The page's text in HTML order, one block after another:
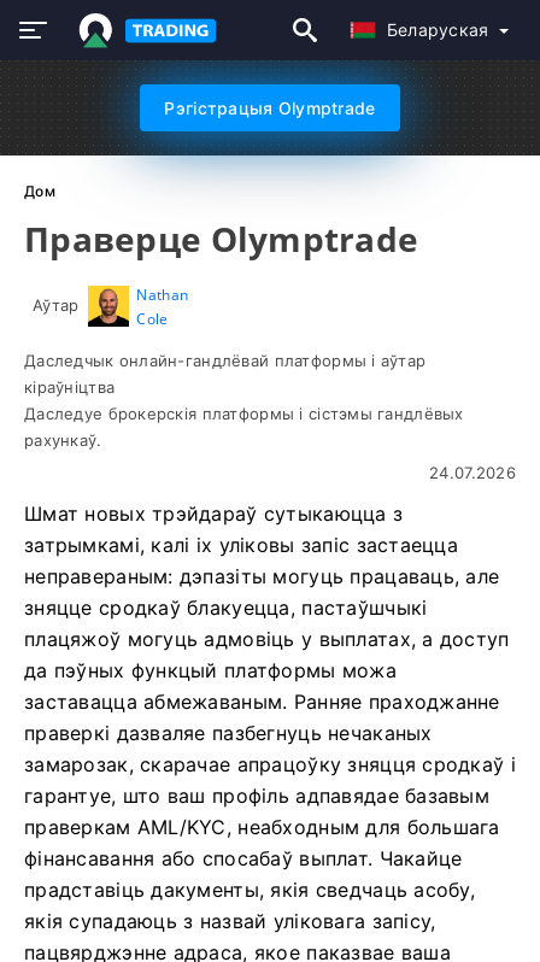
Беларуская
Рэгістрацыя Olymptrade
Дом
Праверце Olymptrade
Аўтар
Nathan
Cole
Даследчык онлайн-гандлёвай платформы і аўтар
кіраўніцтва
Даследуе брокерскія платформы і сістэмы гандлёвых
рахункаў.
24.07.2026
Шмат новых трэйдараў сутыкаюцца з
затрымкамі, калі іх уліковы запіс застаецца
неправераным: дэпазіты могуць працаваць, але
зняцце сродкаў блакуецца, пастаўшчыкі
плацяжоў могуць адмовіць у выплатах, а доступ
да пэўных функцый платформы можа
заставацца абмежаваным. Ранняе праходжанне
праверкі дазваляе пазбегнуць нечаканых
замарозак, скарачае апрацоўку зняцця сродкаў і
гарантуе, што ваш профіль адпавядае базавым
праверкам AML/KYC, неабходным для большага
фінансавання або спосабаў выплат. Чакайце
прадставіць дакументы, якія сведчаць асобу,
якія супадаюць з назвай уліковага запісу,
пацвярджэнне адраса, якое паказвае ваша